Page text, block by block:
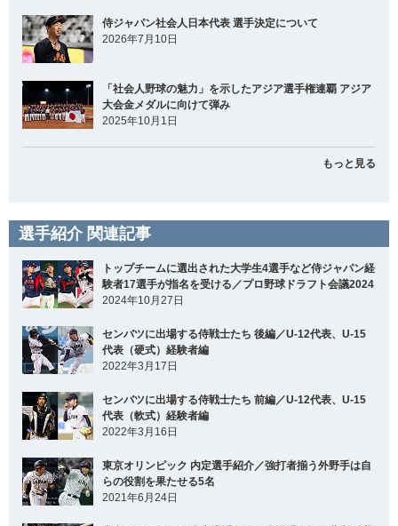
侍ジャパン社会人日本代表 選手決定について
2026年7月10日
「社会人野球の魅力」を示したアジア選手権連覇 アジア
大会金メダルに向けて弾み
2025年10月1日
もっと見る
選手紹介 関連記事
トップチームに選出された大学生4選手など侍ジャパン経
験者17選手が指名を受ける／プロ野球ドラフト会議2024
2024年10月27日
センバツに出場する侍戦士たち 後編／U-12代表、U-15
代表（硬式）経験者編
2022年3月17日
センバツに出場する侍戦士たち 前編／U-12代表、U-15
代表（軟式）経験者編
2022年3月16日
東京オリンピック 内定選手紹介／強打者揃う外野手は自
らの役割を果たせる5名
2021年6月24日